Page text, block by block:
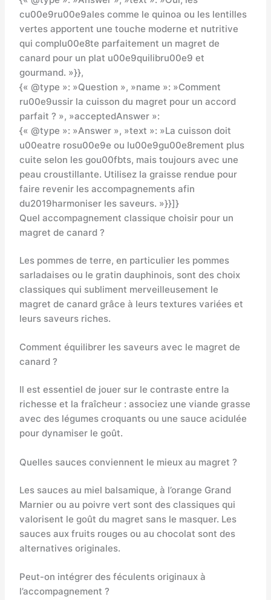
cu00e9ru00e9ales comme le quinoa ou les lentilles
vertes apportent une touche moderne et nutritive
qui complu00e8te parfaitement un magret de
canard pour un plat u00e9quilibru00e9 et
gourmand. »}},
{« @type »: »Question », »name »: »Comment
ru00e9ussir la cuisson du magret pour un accord
parfait ? », »acceptedAnswer »:
{« @type »: »Answer », »text »: »La cuisson doit
u00eatre rosu00e9e ou lu00e9gu00e8rement plus
cuite selon les gou00fbts, mais toujours avec une
peau croustillante. Utilisez la graisse rendue pour
faire revenir les accompagnements afin
du2019harmoniser les saveurs. »}}]}
Quel accompagnement classique choisir pour un
magret de canard ?
Les pommes de terre, en particulier les pommes
sarladaises ou le gratin dauphinois, sont des choix
classiques qui subliment merveilleusement le
magret de canard grâce à leurs textures variées et
leurs saveurs riches.
Comment équilibrer les saveurs avec le magret de
canard ?
Il est essentiel de jouer sur le contraste entre la
richesse et la fraîcheur : associez une viande grasse
avec des légumes croquants ou une sauce acidulée
pour dynamiser le goût.
Quelles sauces conviennent le mieux au magret ?
Les sauces au miel balsamique, à l’orange Grand
Marnier ou au poivre vert sont des classiques qui
valorisent le goût du magret sans le masquer. Les
sauces aux fruits rouges ou au chocolat sont des
alternatives originales.
Peut-on intégrer des féculents originaux à
l’accompagnement ?